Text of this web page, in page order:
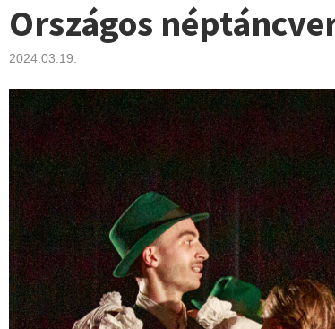
Országos
2024.03.19.